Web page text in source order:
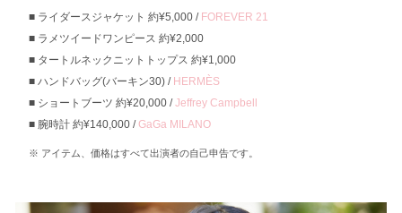
ライダースジャケット 約¥5,000 / FOREVER 21
ラメツイードワンピース 約¥2,000
タートルネックニットトップス 約¥1,000
ハンドバッグ(バーキン30) / HERMÈS
ショートブーツ 約¥20,000 /Jeffrey Campbell
腕時計 約¥140,000 /GaGa MILANO
アイテム、価格はすべて出演者の自己申告です。